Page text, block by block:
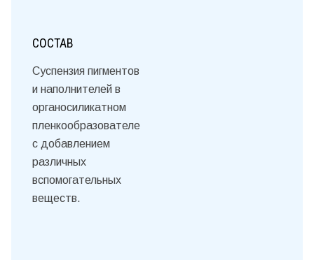
СОСТАВ
Суспензия пигментов
и наполнителей в
органосиликатном
пленкообразователе
с добавлением
различных
вспомогательных
веществ.